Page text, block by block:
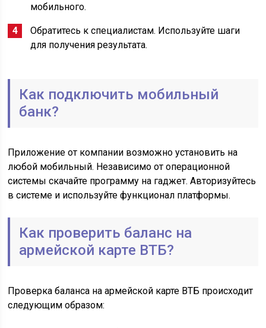
мобильного.
Обратитесь к специалистам. Используйте шаги
для получения результата.
Как подключить мобильный
банк?
Приложение от компании возможно установить на
любой мобильный. Независимо от операционной
системы скачайте программу на гаджет. Авторизуйтесь
в системе и используйте функционал платформы.
Как проверить баланс на
армейской карте ВТБ?
Проверка баланса на армейской карте ВТБ происходит
следующим образом: